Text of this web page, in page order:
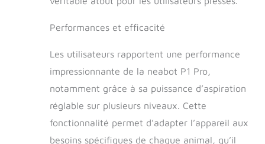
an et 45 jours de retour sans souci. Si
doutes sur le produit, n'hésitez pas à
nous contacter par message Amazon
en suivant les instructions (français
non garanti). Nous résoudrons le
problème dans les 24 heures.
Performances et efficacité
Les utilisateurs rapportent une performance
impressionnante de la neabot P1 Pro,
notamment grâce à sa puissance d’aspiration
réglable sur plusieurs niveaux. Cette
fonctionnalité permet d’adapter l’appareil aux
besoins spécifiques de chaque animal, qu’il